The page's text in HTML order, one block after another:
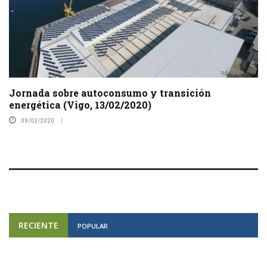
Jornada sobre autoconsumo y transición
energética (Vigo, 13/02/2020)
09/02/2020
RECIENTE POPULAR